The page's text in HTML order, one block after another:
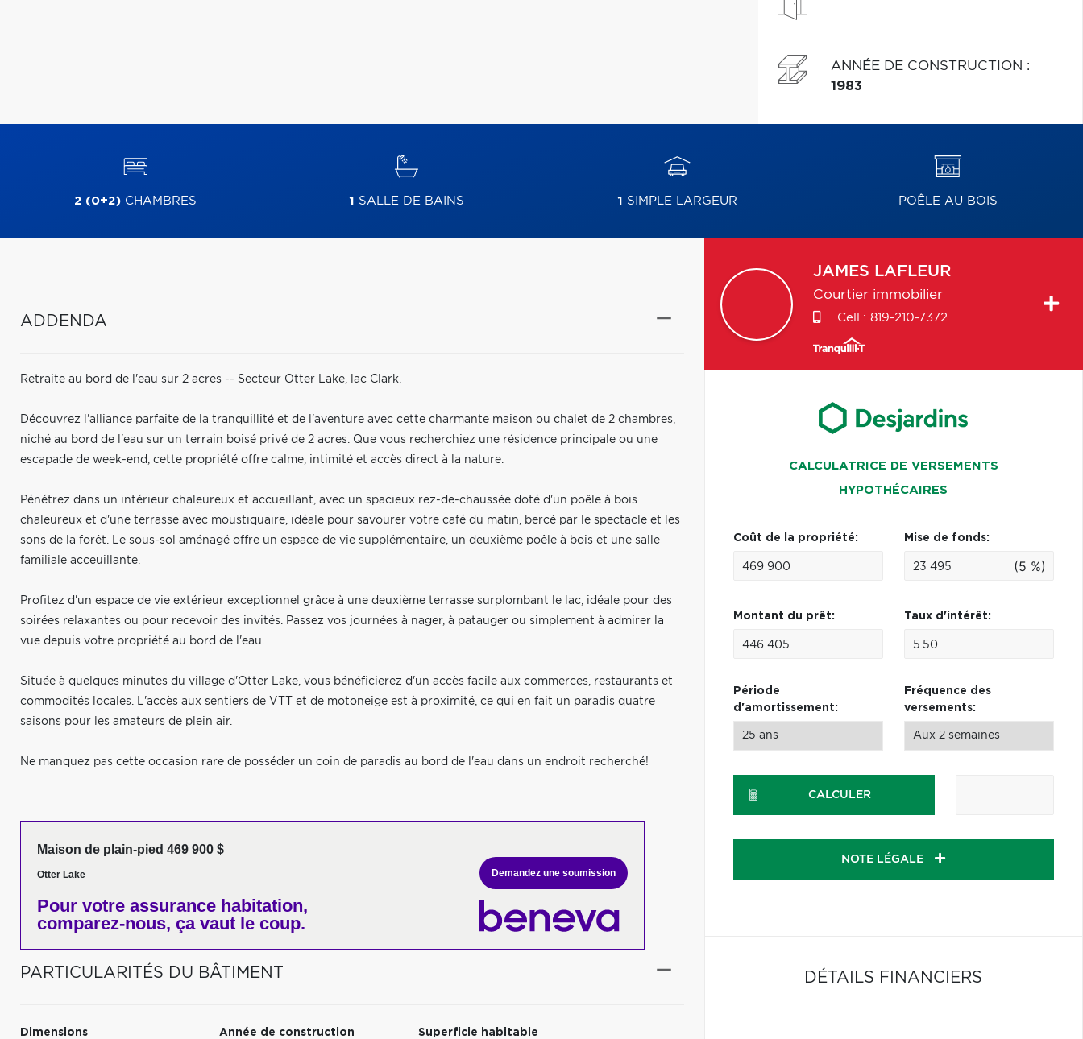
ANNÉE DE CONSTRUCTION :
1983
2 (0+2) CHAMBRES 1 SALLE DE BAINS 1 SIMPLE LARGEUR POÊLE AU BOIS
ADDENDA
Retraite au bord de l'eau sur 2 acres -- Secteur Otter Lake, lac Clark.
Découvrez l'alliance parfaite de la tranquillité et de l'aventure avec cette charmante maison ou chalet de 2 chambres,
niché au bord de l'eau sur un terrain boisé privé de 2 acres. Que vous recherchiez une résidence principale ou une
escapade de week-end, cette propriété offre calme, intimité et accès direct à la nature.
Pénétrez dans un intérieur chaleureux et accueillant, avec un spacieux rez-de-chaussée doté d'un poêle à bois
chaleureux et d'une terrasse avec moustiquaire, idéale pour savourer votre café du matin, bercé par le spectacle et les
sons de la forêt. Le sous-sol aménagé offre un espace de vie supplémentaire, un deuxième poêle à bois et une salle
familiale acceuillante.
Profitez d'un espace de vie extérieur exceptionnel grâce à une deuxième terrasse surplombant le lac, idéale pour des
soirées relaxantes ou pour recevoir des invités. Passez vos journées à nager, à patauger ou simplement à admirer la
vue depuis votre propriété au bord de l'eau.
Située à quelques minutes du village d'Otter Lake, vous bénéficierez d'un accès facile aux commerces, restaurants et
commodités locales. L'accès aux sentiers de VTT et de motoneige est à proximité, ce qui en fait un paradis quatre
saisons pour les amateurs de plein air.
Ne manquez pas cette occasion rare de posséder un coin de paradis au bord de l'eau dans un endroit recherché!
Maison de plain-pied 469 900 $
Otter Lake
Pour votre assurance habitation,
comparez-nous, ça vaut le coup.
Demandez une soumission
PARTICULARITÉS DU BÂTIMENT
Dimensions
Année de construction
Superficie habitable
JAMES LAFLEUR
Courtier immobilier
Cell.: 819-210-7372
CALCULATRICE DE VERSEMENTS
HYPOTHÉCAIRES
Coût de la propriété: Mise de fonds:
(5 %)
Montant du prêt: Taux d'intérêt:
Période
d'amortissement:
Fréquence des
versements:
CALCULER
NOTE LÉGALE
DÉTAILS FINANCIERS